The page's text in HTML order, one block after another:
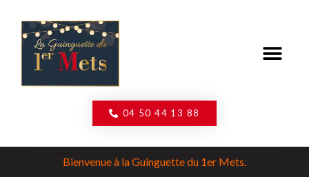
04 50 44 13 88
Bienvenue à la Guinguette du 1er Mets.